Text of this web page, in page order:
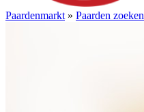
Paardenmarkt » Paarden zoeken